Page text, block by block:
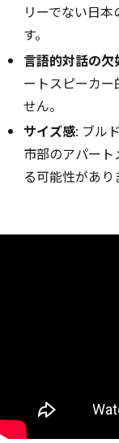
リーでない日
す。
言語的対話の欠
ートスピーカ
せん。
サイズ感: ブル
市部のアパー
る可能性があり